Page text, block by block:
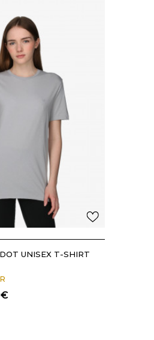
UNISEX T-SHIRT
€